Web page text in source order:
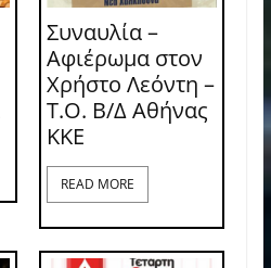
Συναυλία –
Αφιέρωμα στον
Χρήστο Λεόντη –
Τ.Ο. Β/Δ Αθήνας
ΚΚΕ
READ MORE